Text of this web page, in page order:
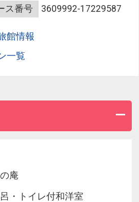
ス番号
3609992-17229587
館情報
一覧
庵
・トイレ付和洋室